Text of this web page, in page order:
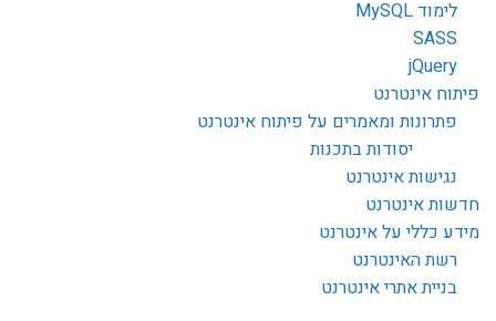
לימוד MySQL
SASS
jQuery
פיתוח אינטרנט
פתרונות ומאמרים על פיתוח אינטרנט
יסודות בתכנות
נגישות אינטרנט
חדשות אינטרנט
מידע כללי על אינטרנט
רשת האינטרנט
בניית אתרי אינטרנט